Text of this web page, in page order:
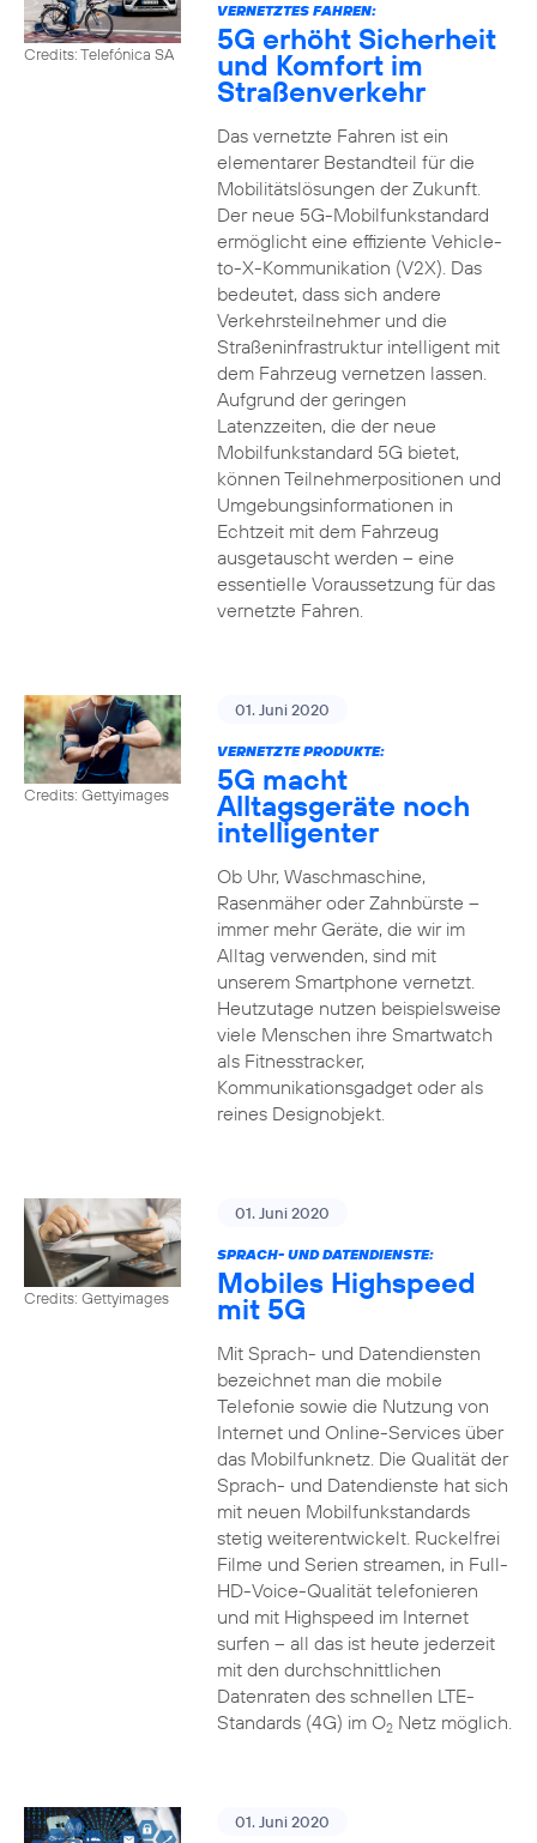
Credits: Telefónica SA
VERNETZTES FAHREN:
5G erhöht Sicherheit
und Komfort im
Straßenverkehr
Das vernetzte Fahren ist ein
elementarer Bestandteil für die
Mobilitätslösungen der Zukunft.
Der neue 5G-Mobilfunkstandard
ermöglicht eine effiziente Vehicle-
to-X-Kommunikation (V2X). Das
bedeutet, dass sich andere
Verkehrsteilnehmer und die
Straßeninfrastruktur intelligent mit
dem Fahrzeug vernetzen lassen.
Aufgrund der geringen
Latenzzeiten, die der neue
Mobilfunkstandard 5G bietet,
können Teilnehmerpositionen und
Umgebungsinformationen in
Echtzeit mit dem Fahrzeug
ausgetauscht werden – eine
essentielle Voraussetzung für das
vernetzte Fahren.
Credits: Gettyimages
01. Juni 2020
VERNETZTE PRODUKTE:
5G macht
Alltagsgeräte noch
intelligenter
Ob Uhr, Waschmaschine,
Rasenmäher oder Zahnbürste –
immer mehr Geräte, die wir im
Alltag verwenden, sind mit
unserem Smartphone vernetzt.
Heutzutage nutzen beispielsweise
viele Menschen ihre Smartwatch
als Fitnesstracker,
Kommunikationsgadget oder als
reines Designobjekt.
Credits: Gettyimages
01. Juni 2020
SPRACH- UND DATENDIENSTE:
Mobiles Highspeed
mit 5G
Mit Sprach- und Datendiensten
bezeichnet man die mobile
Telefonie sowie die Nutzung von
Internet und Online-Services über
das Mobilfunknetz. Die Qualität der
Sprach- und Datendienste hat sich
mit neuen Mobilfunkstandards
stetig weiterentwickelt. Ruckelfrei
Filme und Serien streamen, in Full-
HD-Voice-Qualität telefonieren
und mit Highspeed im Internet
surfen – all das ist heute jederzeit
mit den durchschnittlichen
Datenraten des schnellen LTE-
Standards (4G) im O2Netz möglich.
01. Juni 2020